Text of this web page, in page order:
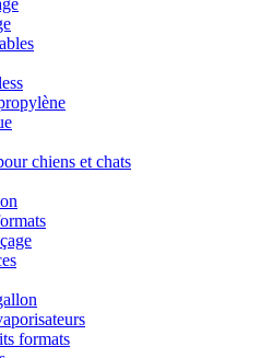
chiens et chats
formats